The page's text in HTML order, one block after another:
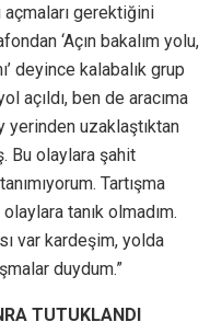
açmaları gerektiğini
‘Açın bakalım yolu,
deyince kalabalık grup
açıldı, ben de aracıma
uzaklaştıktan
Bu olaylara şahit
Tartışma
tanık olmadım.
var kardeşim, yolda
duydum.”
TUTUKLANDI